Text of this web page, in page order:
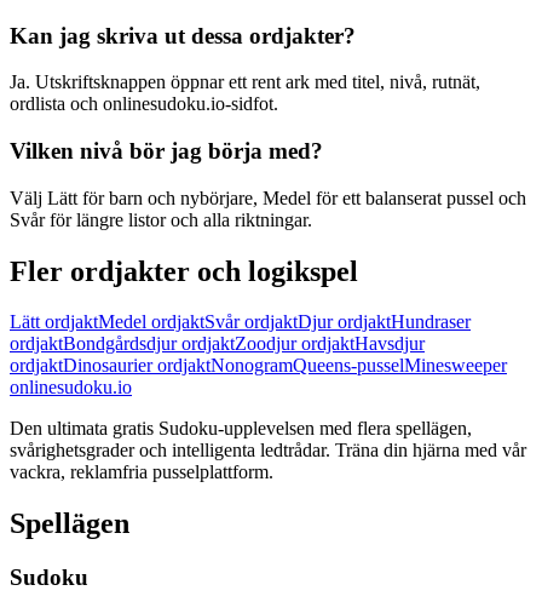
Kan jag skriva ut dessa ordjakter?
Ja. Utskriftsknappen öppnar ett rent ark med titel, nivå, rutnät,
ordlista och onlinesudoku.io-sidfot.
Vilken nivå bör jag börja med?
Välj Lätt för barn och nybörjare, Medel för ett balanserat pussel och
Svår för längre listor och alla riktningar.
Fler ordjakter och logikspel
Lätt ordjaktMedel ordjaktSvår ordjaktDjur ordjaktHundraser
ordjaktBondgårdsdjur ordjaktZoodjur ordjaktHavsdjur
ordjaktDinosaurier ordjaktNonogramQueens-pusselMinesweeper
onlinesudoku.io
Den ultimata gratis Sudoku-upplevelsen med flera spellägen,
svårighetsgrader och intelligenta ledtrådar. Träna din hjärna med vår
vackra, reklamfria pusselplattform.
Spellägen
Sudoku